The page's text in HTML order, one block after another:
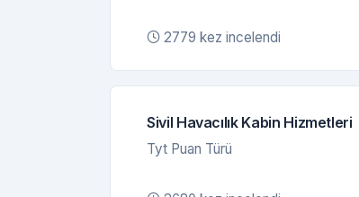
2779 kez incelendi
Sivil Havacılık Kabin Hizmetleri
Tyt Puan Türü